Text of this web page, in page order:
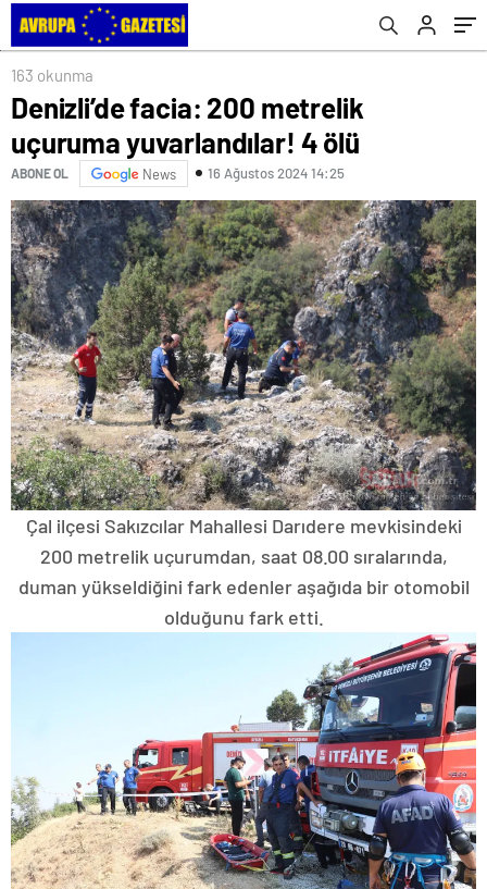
163 okunma
Denizli’de facia: 200 metrelik
uçuruma yuvarlandılar! 4 ölü
ABONE OL News 16 Ağustos 2024 14:25
Çal ilçesi Sakızcılar Mahallesi Darıdere mevkisindeki
200 metrelik uçurumdan, saat 08.00 sıralarında,
duman yükseldiğini fark edenler aşağıda bir otomobil
olduğunu fark etti.